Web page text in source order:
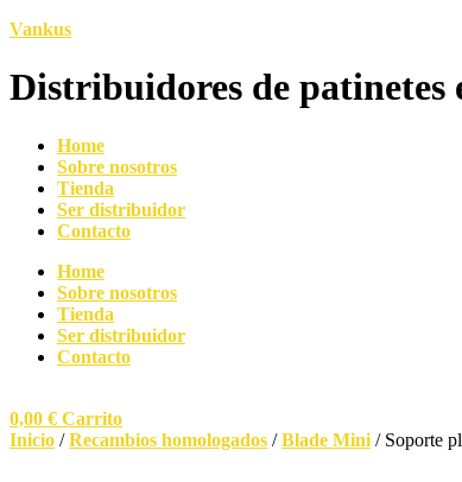
Vankus
Distribuidores de patinetes
Home
Sobre nosotros
Tienda
Ser distribuidor
Contacto
Home
Sobre nosotros
Tienda
Ser distribuidor
Contacto
0,00 € Carrito
Inicio /Recambios homologados /Blade Mini / Soporte